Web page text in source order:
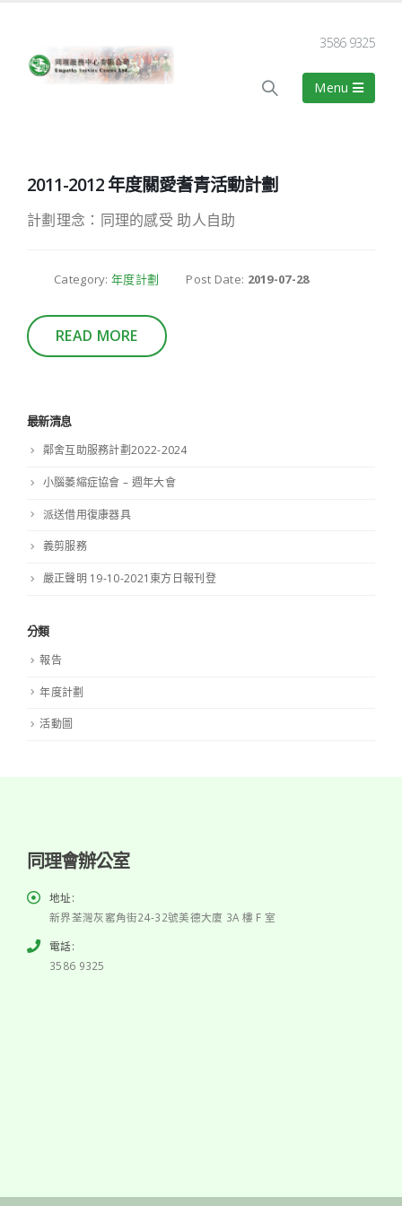
3586 9325
2011-2012 年度關愛耆青活動計劃
計劃理念：同理的感受 助人自助
Category: 年度計劃 Post Date: 2019-07-28
READ MORE
最新清息
鄰舍互助服務計劃2022-2024
小腦萎縮症協會 – 週年大會
派送借用復康器具
義剪服務
嚴正聲明 19-10-2021東方日報刊登
分類
報告
年度計劃
活動圖
同理會辦公室
地址:
新界荃灣灰窰角街24-32號美德大廈 3A 樓 F 室
電話:
3586 9325